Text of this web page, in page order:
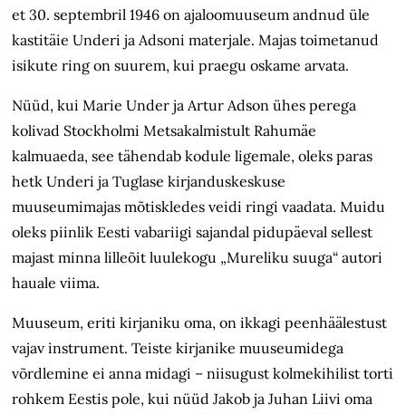
et 30. septembril 1946 on ajaloomuuseum andnud üle
kastitäie Underi ja Adsoni materjale. Majas toimetanud
isikute ring on suurem, kui praegu oskame arvata.
Nüüd, kui Marie Under ja Artur Adson ühes perega
kolivad Stockholmi Metsakalmistult Rahumäe
kalmuaeda, see tähendab kodule ligemale, oleks paras
hetk Underi ja Tuglase kirjanduskeskuse
muuseumimajas mõtiskledes veidi ringi vaadata. Muidu
oleks piinlik Eesti vabariigi sajandal pidupäeval sellest
majast minna lilleõit luulekogu „Mureliku suuga“ autori
hauale viima.
Muuseum, eriti kirjaniku oma, on ikkagi peenhäälestust
vajav instrument. Teiste kirjanike muuseumidega
võrdlemine ei anna midagi – niisugust kolmekihilist torti
rohkem Eestis pole, kui nüüd Jakob ja Juhan Liivi oma